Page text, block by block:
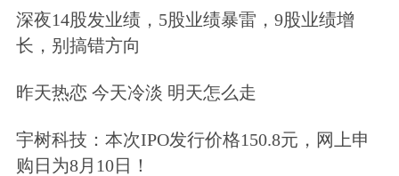
与此同时，在个性化消费的趋势下，
2017年双11当天原创品类(原创服装、
了36.4倍。其中，不少国产原创品牌格
深夜14股发业绩，5股业绩暴雷，9股业绩增
长，别搞错方向
昨天热恋 今天冷淡 明天怎么走
宇树科技：本次IPO发行价格150.8元，网上申
购日为8月10日！